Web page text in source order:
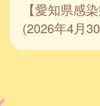
【愛知県感
(2026年4月